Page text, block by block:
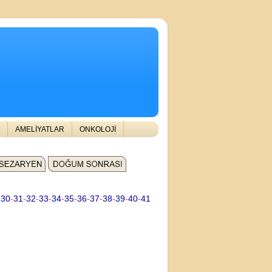
AMELİYATLAR ONKOLOJİ
30-31 -32-33-34-35-36-37-38-39-40-41